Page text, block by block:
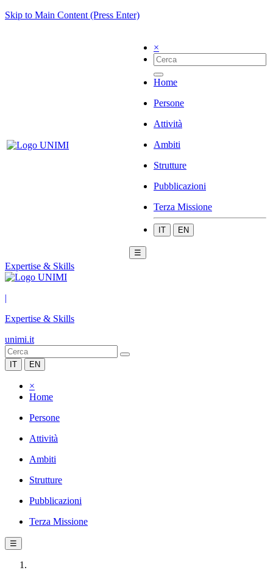
Skip to Main Content (Press Enter)
×
Home
Persone
Attività
Ambiti
Strutture
Pubblicazioni
Terza Missione
IT EN
☰
Expertise & Skills
|
Expertise & Skills
unimi.it
IT EN
×
Home
Persone
Attività
Ambiti
Strutture
Pubblicazioni
Terza Missione
☰